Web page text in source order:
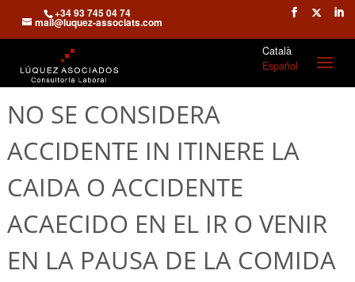
+34 93 745 04 74
mail@luquez-associats.com
Català
Español
NO SE CONSIDERA
ACCIDENTE IN ITINERE LA
CAIDA O ACCIDENTE
ACAECIDO EN EL IR O VENIR
EN LA PAUSA DE LA COMIDA